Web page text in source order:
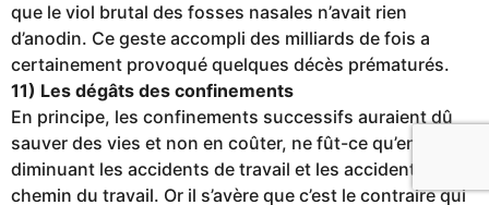
que le viol brutal des fosses nasales n’avait rien
d’anodin. Ce geste accompli des milliards de fois a
certainement provoqué quelques décès prématurés.
11) Les dégâts des confinements
En principe, les confinements successifs auraient dû
sauver des vies et non en coûter, ne fût-ce qu’en
diminuant les accidents de travail et les accidents sur le
chemin du travail. Or il s’avère que c’est le contraire qui